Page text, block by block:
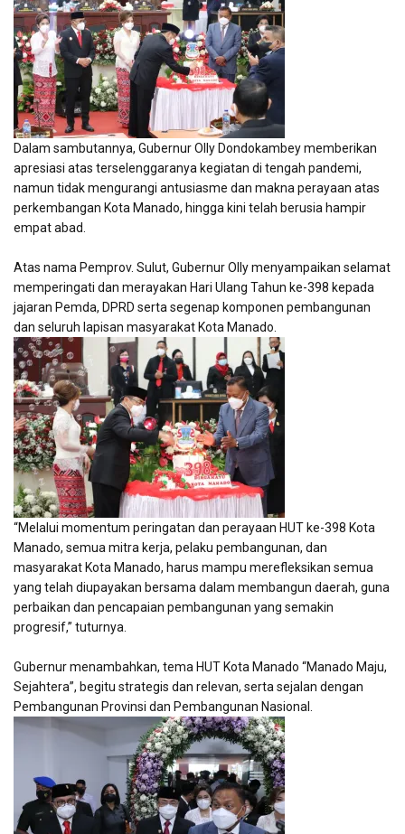
Dalam sambutannya, Gubernur Olly Dondokambey memberikan
apresiasi atas terselenggaranya kegiatan di tengah pandemi,
namun tidak mengurangi antusiasme dan makna perayaan atas
perkembangan Kota Manado, hingga kini telah berusia hampir
empat abad.
Atas nama Pemprov. Sulut, Gubernur Olly menyampaikan selamat
memperingati dan merayakan Hari Ulang Tahun ke-398 kepada
jajaran Pemda, DPRD serta segenap komponen pembangunan
dan seluruh lapisan masyarakat Kota Manado.
“Melalui momentum peringatan dan perayaan HUT ke-398 Kota
Manado, semua mitra kerja, pelaku pembangunan, dan
masyarakat Kota Manado, harus mampu merefleksikan semua
yang telah diupayakan bersama dalam membangun daerah, guna
perbaikan dan pencapaian pembangunan yang semakin
progresif,” tuturnya.
Gubernur menambahkan, tema HUT Kota Manado “Manado Maju,
Sejahtera”, begitu strategis dan relevan, serta sejalan dengan
Pembangunan Provinsi dan Pembangunan Nasional.